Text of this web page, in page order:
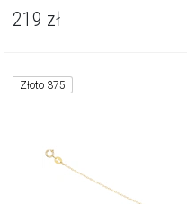
219 zł
Złoto 375